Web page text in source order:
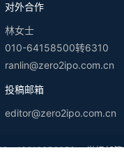
对外合作
林女士
010-64158500转6310
ranlin@zero2ipo.com.cn
投稿邮箱
editor@zero2ipo.com.cn
，18610056652 举报邮箱